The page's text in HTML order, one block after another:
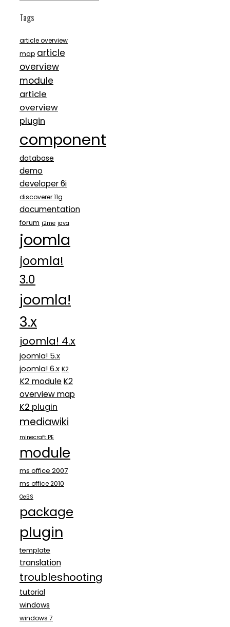
Tags
article overview
map article
overview
module
article
overview
plugin
component
database
demo
developer 6i
discoverer 11g
documentation
forum j2me java
joomla
joomla!
3.0
joomla!
3.x
joomla! 4.x
joomla! 5.x
joomla! 6.x K2
K2 moduleK2
overview map
K2 plugin
mediawiki
minecraft PE
module
ms office 2007
ms office 2010
OeBS
package
plugin
template
translation
troubleshooting
tutorial
windows
windows 7